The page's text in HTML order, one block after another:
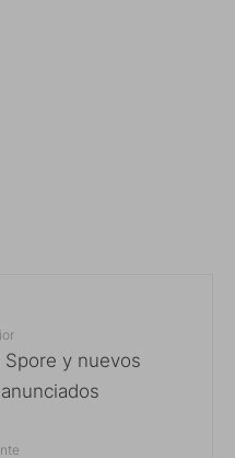
Spore y nuevos